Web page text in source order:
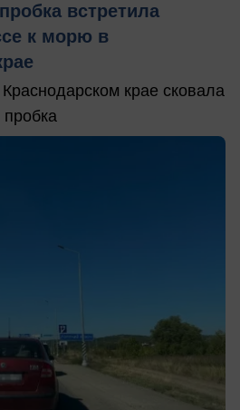
встретила
к морю в
крае сковала
пробка